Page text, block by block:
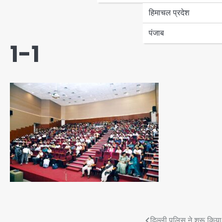
हिमाचल प्रदेश
पंजाब
1-1